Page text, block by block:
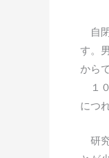
自
す。
から
１
につ
研